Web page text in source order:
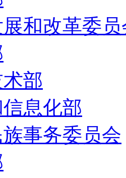
展和改革委
部
息化部
事务委员会